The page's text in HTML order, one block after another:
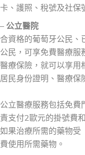
卡、護照、稅號及社保
– 公立醫院
合資格的葡萄牙公民、
公民，可享免費醫療服
醫療保險，就可以享用
居民身份證明、醫療保
公立醫療服務包括免費
責支付2歐元的掛號費
如果治療所需的藥物受
費使用所需藥物。